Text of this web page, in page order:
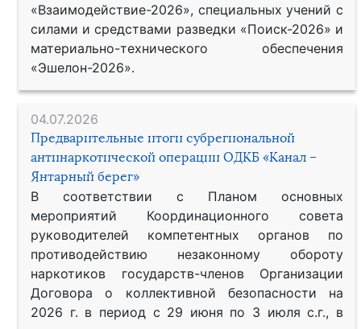
«Взаимодействие-2026», специальных учений с
силами и средствами разведки «Поиск-2026» и
материально-технического обеспечения
«Эшелон-2026».
04.07.2026
Предварительные итоги субрегиональной
антинаркотической операции ОДКБ «Канал –
Янтарный берег»
В соответствии с Планом основных
мероприятий Координационного совета
руководителей компетентных органов по
противодействию незаконному обороту
наркотиков государств-членов Организации
Договора о коллективной безопасности на
2026 г. в период с 29 июня по 3 июля с.г., в